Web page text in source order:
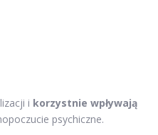
i korzystnie wpływają
psychiczne.